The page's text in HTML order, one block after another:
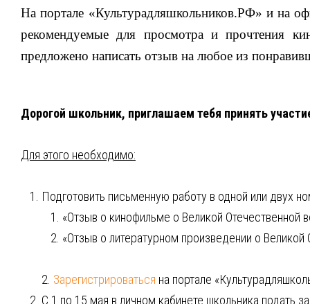
На портале «Культурадляшкольников.РФ» и на
рекомендуемые для просмотра и прочтения
предложено написать отзыв на любое из
Дорогой школьник, приглашаем тебя принять
Для этого необходимо:
Подготовить письменную работу в одной или двух
«Отзыв о кинофильме о Великой Отечественной
«Отзыв о литературном произведении о Великой
2. Зарегистрироваться на портале
С 1 по 15 мая в личном кабинете школьника подать